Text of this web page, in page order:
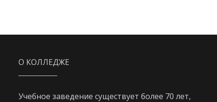
О КОЛЛЕДЖЕ
Учебное заведение существует более 70 лет,